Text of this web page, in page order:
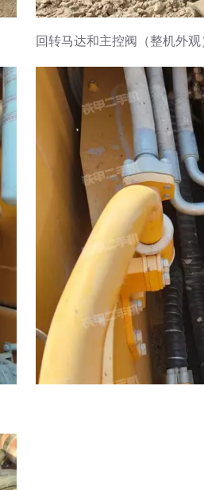
回转马达和主控阀（整机外观